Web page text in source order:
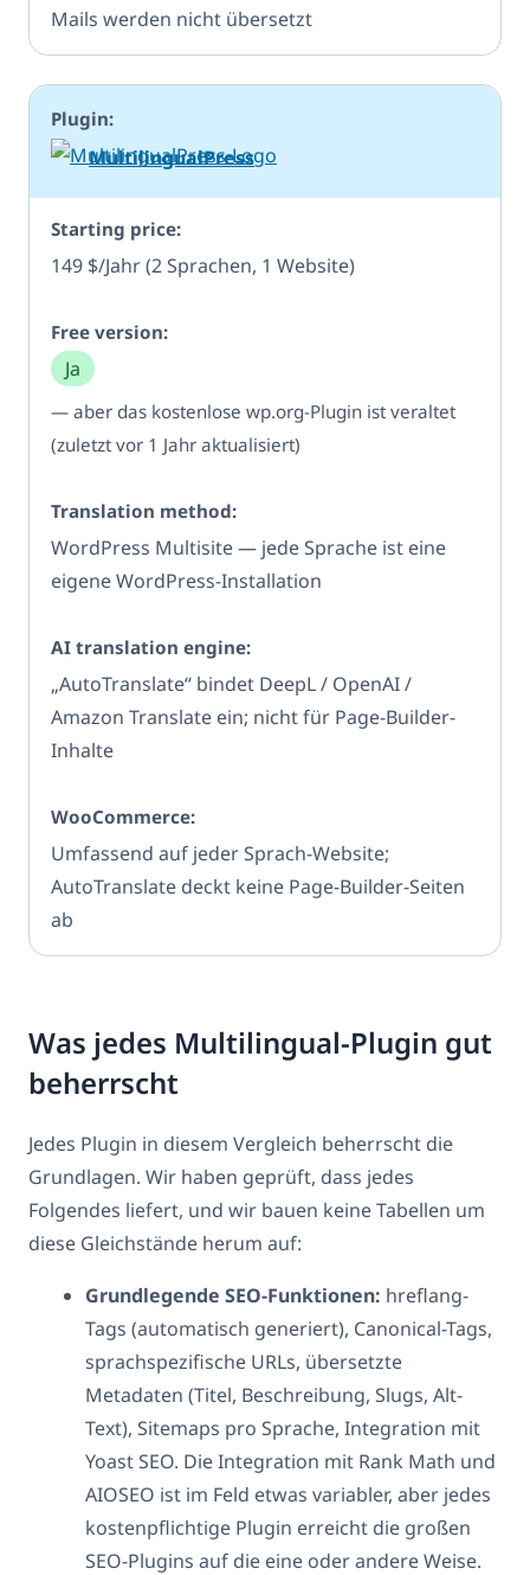
Mails werden nicht übersetzt
MultilingualPress
149 $/Jahr (2 Sprachen, 1 Website)
Ja
— aber das kostenlose wp.org-Plugin ist veraltet
(zuletzt vor 1 Jahr aktualisiert)
WordPress Multisite — jede Sprache ist eine
eigene WordPress-Installation
„AutoTranslate“ bindet DeepL / OpenAI /
Amazon Translate ein; nicht für Page-Builder-
Inhalte
Umfassend auf jeder Sprach-Website;
AutoTranslate deckt keine Page-Builder-Seiten
ab
Was jedes Multilingual-Plugin gut
beherrscht
Jedes Plugin in diesem Vergleich beherrscht die
Grundlagen. Wir haben geprüft, dass jedes
Folgendes liefert, und wir bauen keine Tabellen um
diese Gleichstände herum auf:
Grundlegende SEO-Funktionen: hreflang-
Tags (automatisch generiert), Canonical-Tags,
sprachspezifische URLs, übersetzte
Metadaten (Titel, Beschreibung, Slugs, Alt-
Text), Sitemaps pro Sprache, Integration mit
Yoast SEO. Die Integration mit Rank Math und
AIOSEO ist im Feld etwas variabler, aber jedes
kostenpflichtige Plugin erreicht die großen
SEO-Plugins auf die eine oder andere Weise.